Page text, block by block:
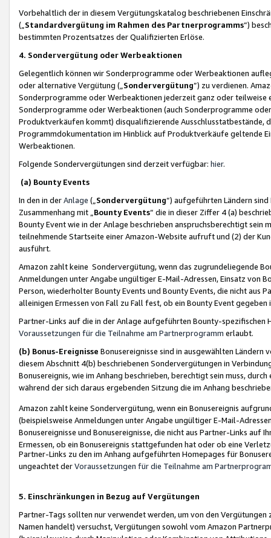
Vorbehaltlich der in diesem Vergütungskatalog beschriebenen
(„ Standardvergütung im Rahmen des Partnerprogramms“)
bestimmten Prozentsatzes der Qualifizierten Erlöse.
4. Sondervergütung oder Werbeaktionen
Gelegentlich können wir Sonderprogramme oder Werbeaktionen
oder alternative Vergütung („ Sondervergütung”) zu verdienen.
Sonderprogramme oder Werbeaktionen jederzeit ganz oder
Sonderprogramme oder Werbeaktionen (auch Sonderprogramme
Produktverkäufen kommt) disqualifizierende Ausschlusstatbestände,
Programmdokumentation im Hinblick auf Produktverkäufe geltende
Werbeaktionen.
Folgende Sondervergütungen sind derzeit verfügbar: hier.
(a) Bounty Events
In den in derAnlage („ Sondervergütung“) aufgeführten Ländern
Zusammenhang mit „ Bounty Events“ die in dieser Ziffer 4 (a)
Bounty Event wie in der Anlage beschrieben anspruchsberechtigt sein
teilnehmende Startseite einer Amazon-Website aufruft und (2) der
ausführt.
Amazon zahlt keine Sondervergütung, wenn das zugrundeliegende
Anmeldungen unter Angabe ungültiger E-Mail-Adressen, Einsatz von
Person, wiederholter Bounty Events und Bounty Events, die nicht
alleinigen Ermessen von Fall zu Fall fest, ob ein Bounty Event
Partner-Links auf die in der Anlage aufgeführten Bounty-spezifischen
Voraussetzungen für die Teilnahme am Partnerprogramm erlaubt.
(b) Bonus-Ereignisse Bonusereignisse sind in ausgewählten Ländern
diesem Abschnitt 4(b) beschriebenen Sondervergütungen in
Bonusereignis, wie im Anhang beschrieben, berechtigt sein muss,
während der sich daraus ergebenden Sitzung die im Anhang
Amazon zahlt keine Sondervergütung, wenn ein Bonusereignis
(beispielsweise Anmeldungen unter Angabe ungültiger E-Mail-
Bonusereignisse und Bonusereignisse, die nicht aus Partner-Links auf
Ermessen, ob ein Bonusereignis stattgefunden hat oder ob eine
Partner-Links zu den im Anhang aufgeführten Homepages für
ungeachtet derVoraussetzungen für die Teilnahme am
5. Einschränkungen in Bezug auf Vergütungen
Partner-Tags sollten nur verwendet werden, um von den
Namen handelt) versuchst, Vergütungen sowohl vom Amazon